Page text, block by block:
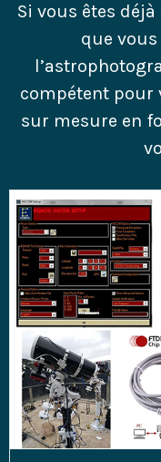
Si vous êtes déjà
que
compétent pour
sur mesure en